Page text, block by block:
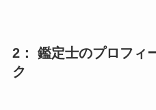
2： 鑑定士のプロフィ
ク